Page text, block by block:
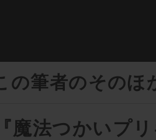
の筆者のそのほ
『魔法つかいプ